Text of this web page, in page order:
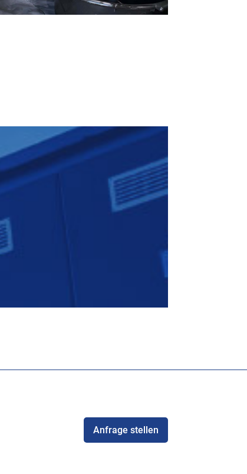
Anfrage stellen